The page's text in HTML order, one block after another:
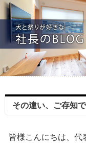
その違い、ご存知
皆様こんにちは、代